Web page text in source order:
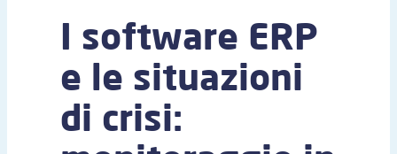
I software ERP
e le situazioni
di crisi: